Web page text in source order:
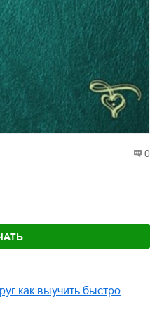
0
как выучить быстро